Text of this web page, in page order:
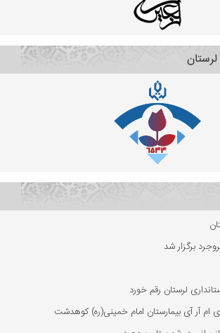
برگزار شد
لرستان رقم خورد
ام آر آی بیمارستان امام خمینی(ره) کوهدشت